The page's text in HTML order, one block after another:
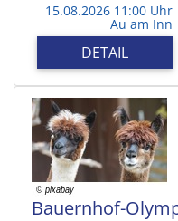
15.08.2026 11:00 Uhr
Au am Inn
DETAIL
Bauernhof-